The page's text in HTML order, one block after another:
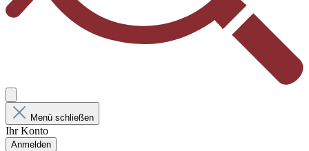
Menü schließen
Ihr Konto
Anmelden